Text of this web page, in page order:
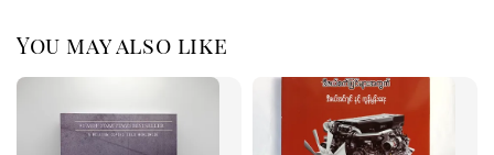
You may also like